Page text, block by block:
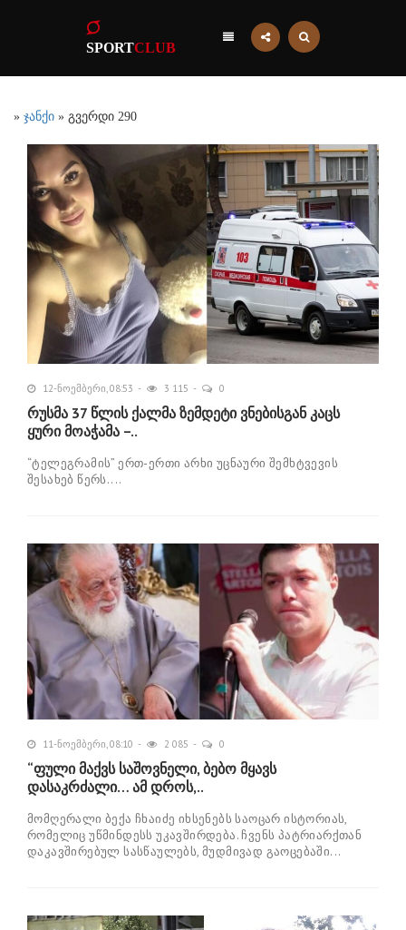
SPORTCLUB
» ჯანქი » გვერდი 290
12-ნოემბერი, 08:53 3 115 0
რუსმა 37 წლის ქალმა ზემდეტი ვნებისგან კაცს
ყური მოაჭამა –..
“ტელეგრამის” ერთ-ერთი არხი უცნაური შემხტვევის
შესახებ წერს....
11-ნოემბერი, 08:10 2 085 0
“ფული მაქვს საშოვნელი, ბებო მყავს
დასაკრძალი… ამ დროს,..
მომღერალი ბექა ჩხაიძე იხსენებს საოცარ ისტორიას,
რომელიც უწმინდესს უკავშირდება. ჩვენს პატრიარქთან
დაკავშირებულ სასწაულებს, მუდმივად გაოცებაში...